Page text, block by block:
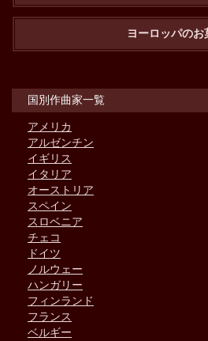
ヨーロッパのお
国別作曲家一覧
アメリカ
アルゼンチン
イギリス
イタリア
オーストリア
スペイン
スロベニア
チェコ
ドイツ
ノルウェー
ハンガリー
フィンランド
フランス
ベルギー